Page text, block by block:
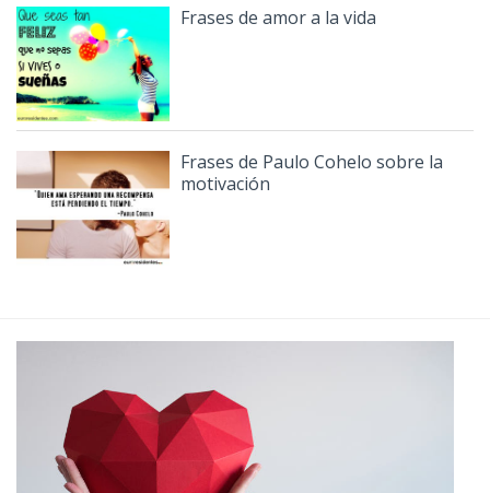
Frases de amor a la vida
Frases de Paulo Cohelo sobre la
motivación